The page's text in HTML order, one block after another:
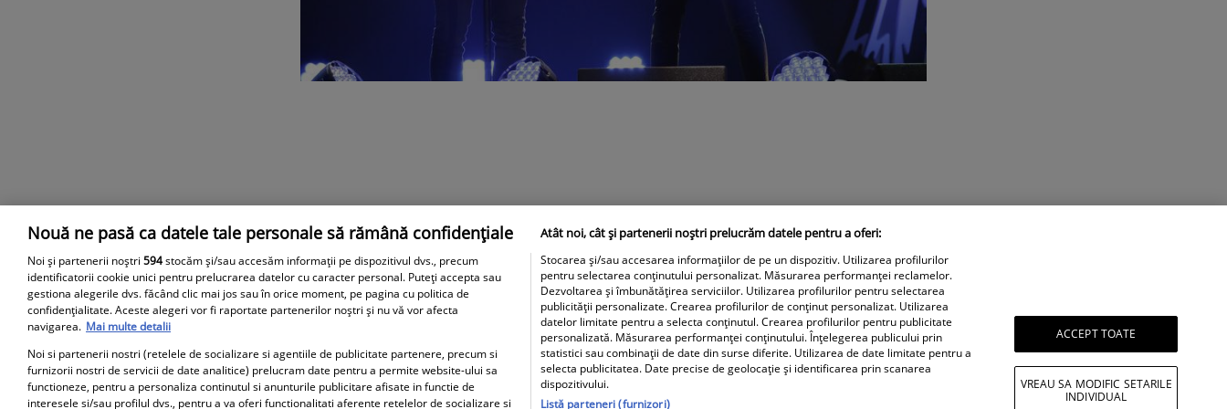
Parteneri
Nouă ne pasă ca datele tale personale să rămână confidențiale
Noi și partenerii noștri 594stocăm și/sau accesăm informații pe dispozitivul dvs., precum
identificatorii cookie unici pentru prelucrarea datelor cu caracter personal. Puteți accepta sau
gestiona alegerile dvs. făcând clic mai jos sau în orice moment, pe pagina cu politica de
confidențialitate. Aceste alegeri vor fi raportate partenerilor noștri și nu vă vor afecta
navigarea. Mai multe detalii
Noi si partenerii nostri (retelele de socializare si agentiile de publicitate partenere, precum si
furnizorii nostri de servicii de date analitice) prelucram date pentru a permite website-ului sa
functioneze, pentru a personaliza continutul si anunturile publicitare afisate in functie de
interesele si/sau profilul dvs., pentru a va oferi functionalitati aferente retelelor de socializare si
Atât noi, cât și partenerii noștri prelucrăm datele pentru a oferi:
Stocarea și/sau accesarea informațiilor de pe un dispozitiv. Utilizarea profilurilor
pentru selectarea conținutului personalizat. Măsurarea performanței reclamelor.
Dezvoltarea și îmbunătățirea serviciilor. Utilizarea profilurilor pentru selectarea
publicității personalizate. Crearea profilurilor de conținut personalizat. Utilizarea
datelor limitate pentru a selecta conținutul. Crearea profilurilor pentru publicitate
personalizată. Măsurarea performanței conținutului. Înțelegerea publicului prin
statistici sau combinații de date din surse diferite. Utilizarea de date limitate pentru a
selecta publicitatea. Date precise de geolocație și identificarea prin scanarea
dispozitivului.
Listă parteneri (furnizori)
ACCEPT TOATE
VREAU SA MODIFIC SETARILE
INDIVIDUAL